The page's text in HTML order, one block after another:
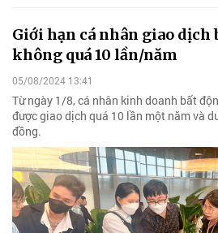
Giới hạn cá nhân giao dịch
không quá 10 lần/năm
05/08/2024 13:41
Từ ngày 1/8, cá nhân kinh doanh bất
được giao dịch quá 10 lần một năm và
đồng.